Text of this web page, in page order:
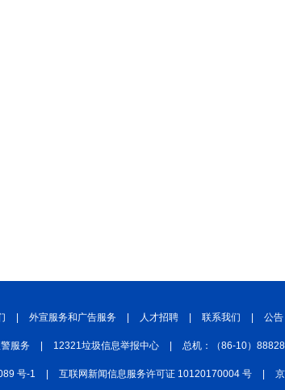
外宣服务和广告服务 人才招聘 联系我们 公告
服务 12321垃圾信息举报中心 总机：（86-10）
号-1 互联网新闻信息服务许可证 10120170004 号